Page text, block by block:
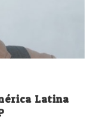
Latina